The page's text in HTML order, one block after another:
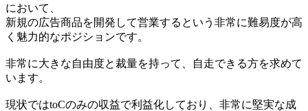
において、
新規の広告商品を開発して営業するという非常に難易度が高
く魅力的なポジションです。
非常に大きな自由度と裁量を持って、自走できる方を求めて
います。
現状ではtoCのみの収益で利益化しており、非常に堅実な成